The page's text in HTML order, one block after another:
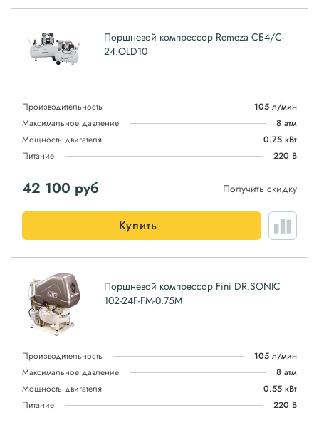
Поршневой компрессор Remeza СБ4/C-
24.OLD10
Производительность
105 л/мин
Максимальное давление
8 атм
Мощность двигателя
0.75 кВт
Питание
220 В
42 100 руб Получить скидку
Купить
Поршневой компрессор Fini DR.SONIC
102-24F-FM-0.75M
Производительность
105 л/мин
Максимальное давление
8 атм
Мощность двигателя
0.55 кВт
Питание
220 В